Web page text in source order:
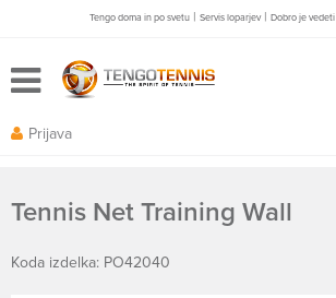
Tengo doma in po svetu | Servis loparjev | Dobro je vedeti
Prijava
Tennis Net Training Wall
Koda izdelka: PO42040